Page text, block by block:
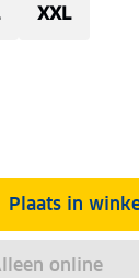
XXL
Plaats in
online